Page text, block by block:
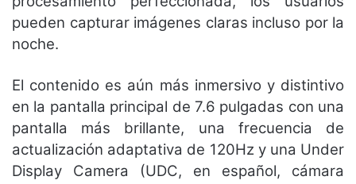
pueden capturar imágenes claras incluso por la
noche.
El contenido es aún más inmersivo y distintivo
en la pantalla principal de 7.6 pulgadas con una
pantalla más brillante, una frecuencia de
actualización adaptativa de 120Hz y una Under
Display Camera (UDC, en español, cámara